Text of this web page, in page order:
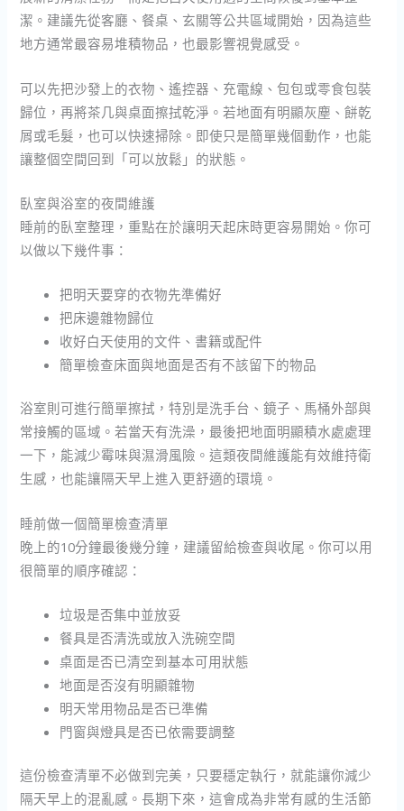
潔。建議先從客廳、餐桌、玄關等公共區域開始，因為這些
地方通常最容易堆積物品，也最影響視覺感受。
可以先把沙發上的衣物、遙控器、充電線、包包或零食包裝
歸位，再將茶几與桌面擦拭乾淨。若地面有明顯灰塵、餅乾
屑或毛髮，也可以快速掃除。即使只是簡單幾個動作，也能
讓整個空間回到「可以放鬆」的狀態。
臥室與浴室的夜間維護
睡前的臥室整理，重點在於讓明天起床時更容易開始。你可
以做以下幾件事：
把明天要穿的衣物先準備好
把床邊雜物歸位
收好白天使用的文件、書籍或配件
簡單檢查床面與地面是否有不該留下的物品
浴室則可進行簡單擦拭，特別是洗手台、鏡子、馬桶外部與
常接觸的區域。若當天有洗澡，最後把地面明顯積水處處理
一下，能減少霉味與濕滑風險。這類夜間維護能有效維持衛
生感，也能讓隔天早上進入更舒適的環境。
睡前做一個簡單檢查清單
晚上的10分鐘最後幾分鐘，建議留給檢查與收尾。你可以用
很簡單的順序確認：
垃圾是否集中並放妥
餐具是否清洗或放入洗碗空間
桌面是否已清空到基本可用狀態
地面是否沒有明顯雜物
明天常用物品是否已準備
門窗與燈具是否已依需要調整
這份檢查清單不必做到完美，只要穩定執行，就能讓你減少
隔天早上的混亂感。長期下來，這會成為非常有感的生活節